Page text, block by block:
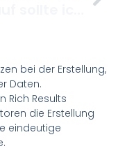
bei der Erstellung,
Daten.
Rich Results
die Erstellung
eindeutige